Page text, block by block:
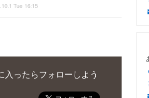
Tue 16:15
入ったらフォローしよう